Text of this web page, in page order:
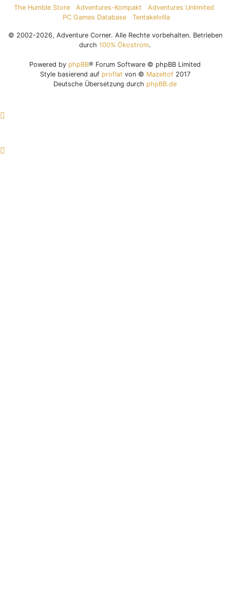
The Humble Store
Adventures-Kompakt
Adventures Unlimited
PC Games Database
Tentakelvilla
© 2002-2026, Adventure Corner. Alle Rechte vorbehalten. Betrieben
durch 100% Ökostrom.
Powered by phpBB® Forum Software © phpBB Limited
Style basierend auf proflat von © Mazeltof2017
Deutsche Übersetzung durch phpBB.de